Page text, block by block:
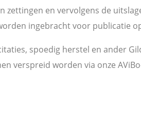
zettingen en vervolgens de
ingebracht voor publicatie
spoedig herstel en ander
verspreid worden via onze